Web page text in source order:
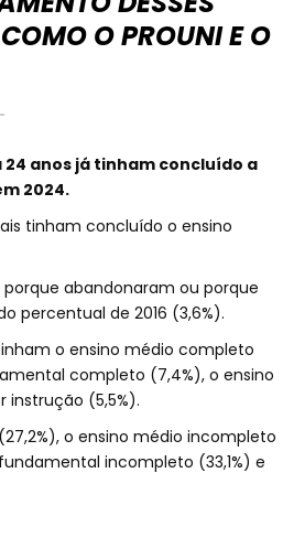
O PROUNI E O
24 anos já tinham concluído a
2024.
tinham concluído o ensino
abandonaram ou porque
percentual de 2016 (3,6%).
o ensino médio completo
completo (7,4%), o ensino
(5,5%).
o ensino médio incompleto
incompleto (33,1%) e